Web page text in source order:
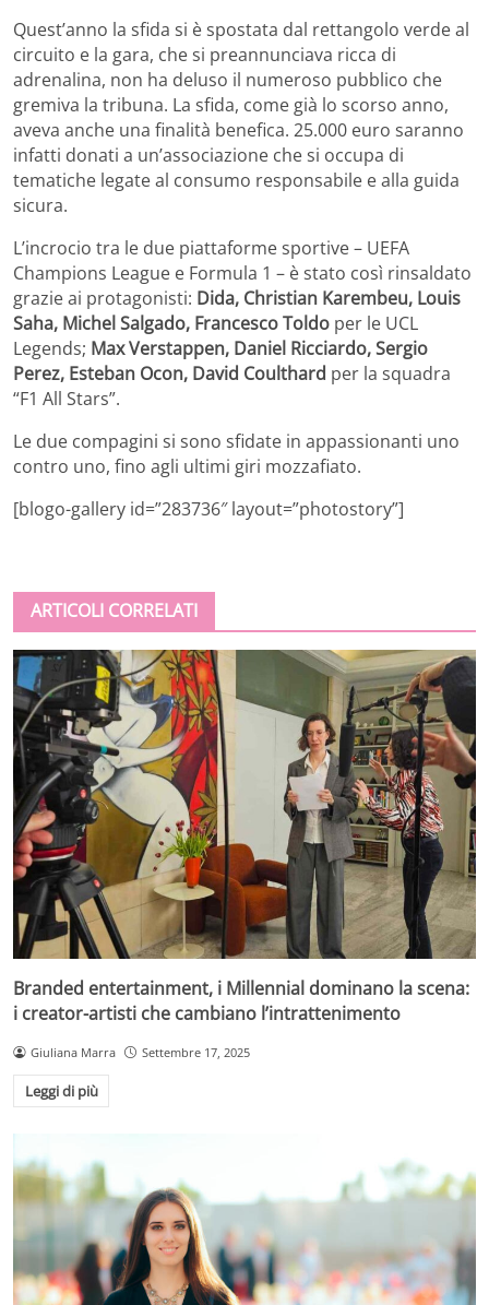
Quest’anno la sfida si è spostata dal rettangolo verde al
circuito e la gara, che si preannunciava ricca di
adrenalina, non ha deluso il numeroso pubblico che
gremiva la tribuna. La sfida, come già lo scorso anno,
aveva anche una finalità benefica. 25.000 euro saranno
infatti donati a un’associazione che si occupa di
tematiche legate al consumo responsabile e alla guida
sicura.
L’incrocio tra le due piattaforme sportive – UEFA
Champions League e Formula 1 – è stato così rinsaldato
grazie ai protagonisti: Dida, Christian Karembeu, Louis
Saha, Michel Salgado, Francesco Toldo per le UCL
Legends; Max Verstappen, Daniel Ricciardo, Sergio
Perez, Esteban Ocon, David Coulthard per la squadra
“F1 All Stars”.
Le due compagini si sono sfidate in appassionanti uno
contro uno, fino agli ultimi giri mozzafiato.
[blogo-gallery id=”283736″ layout=”photostory”]
ARTICOLI CORRELATI
Branded entertainment, i Millennial dominano la scena:
i creator-artisti che cambiano l’intrattenimento
Giuliana Marra Settembre 17, 2025
Leggi di più